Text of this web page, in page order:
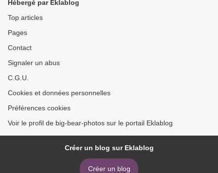
Hébergé par Eklablog
Top articles
Pages
Contact
Signaler un abus
C.G.U.
Cookies et données personnelles
Préférences cookies
Voir le profil de big-bear-photos sur le portail Eklablog
Créer un blog sur Eklablog
Créer un blog